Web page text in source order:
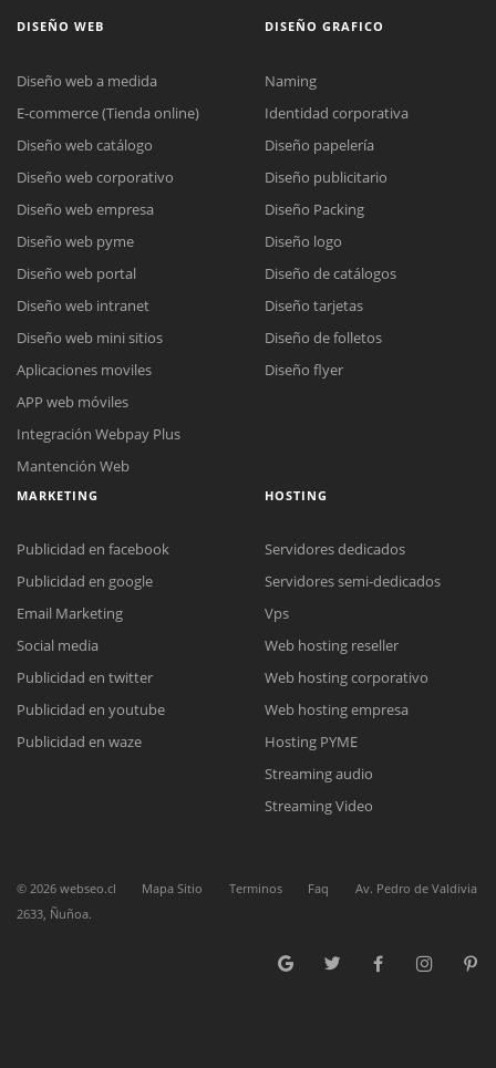
Reunión online
Nuestros ejecutivos le enviarán un correo electrónico con el enlace a
Meet para la reunión online.
Cotización
Complete el formulario y nos contactaremos a la brevedad.
Chat Online
para enviarnos un correo electrónico con sus datos personales.
DISEÑO WEB
Diseño web a medida
E-commerce (Tienda online)
Diseño web catálogo
Diseño web corporativo
Diseño web empresa
Diseño web pyme
Diseño web portal
Diseño web intranet
Diseño web mini sitios
Aplicaciones moviles
APP web móviles
Integración Webpay Plus
Mantención Web
DISEÑO GRAFICO
Naming
Identidad corporativa
Diseño papelería
Diseño publicitario
Diseño Packing
Diseño logo
Diseño de catálogos
Diseño tarjetas
Diseño de folletos
Diseño flyer
MARKETING
Publicidad en facebook
Publicidad en google
Email Marketing
Social media
Publicidad en twitter
Publicidad en youtube
Publicidad en waze
HOSTING
Servidores dedicados
Servidores semi-dedicados
Vps
Web hosting reseller
Web hosting corporativo
Web hosting empresa
Hosting PYME
Streaming audio
Streaming Video
© 2026 webseo.cl Mapa Sitio Terminos Faq
Av. Pedro de Valdivia
2633, Ñuñoa.